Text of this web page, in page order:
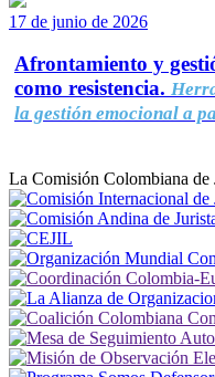
17 de junio de 2026
Afrontamiento y
como resistencia.
la gestión emocional a
La Comisión Colombiana de